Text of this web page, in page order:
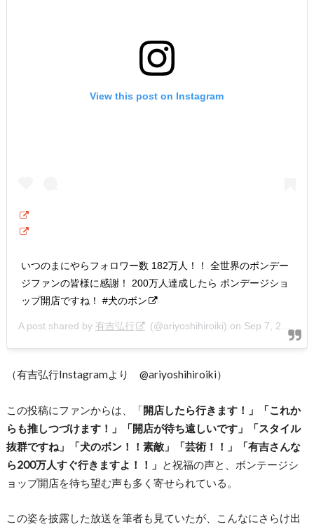
View this post on Instagram
いつのまにやらフォロワー数 182万人！！ 全世界のボンデー
ジファンの皆様に感謝！ 200万人達成したら ボンデージショ
ップ開店ですね！ #犬のボン
A post shared by 有吉弘行 (@ariyoshihiroiki) on Sep 7, 2020 at 5:22am PDT
（有吉弘行Instagramより @ariyoshihiroiki）
この投稿にファンからは、「開店したら行きます！」「これか
らも推しつづけます！」「開店が待ち遠しいです」「スタイル
抜群ですね」「犬のボン！！素敵」「芸術！！」「有吉さんな
ら200万人すぐ行きますよ！！」 と祝福の声と、ボンテージシ
ョップ開店を待ち望む声も多く寄せられている。
この姿を披露した放送を筆者も見ていたが、こんなにさらけ出